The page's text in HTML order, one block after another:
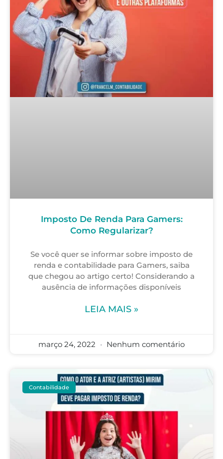
Imposto De Renda Para Gamers:
Como Regularizar?
Se você quer se informar sobre imposto de
renda e contabilidade para Gamers, saiba
que chegou ao artigo certo! Considerando a
ausência de informações disponíveis
LEIA MAIS »
março 24, 2022 Nenhum comentário
Contabilidade